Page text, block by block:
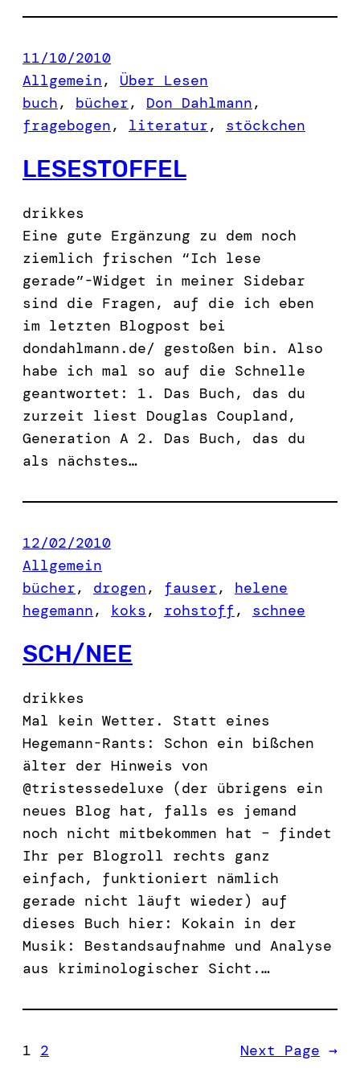
11/10/2010
Allgemein, Über Lesen
buch, bücher, Don Dahlmann
fragebogen, literatur, stöckchen
LESESTOFFEL
drikkes
Eine gute Ergänzung zu dem noch
ziemlich frischen “Ich lese
gerade”-Widget in meiner Sidebar
sind die Fragen, auf die ich eben
im letzten Blogpost bei
dondahlmann.de/ gestoßen bin. Also
habe ich mal so auf die Schnelle
geantwortet: 1. Das Buch, das du
zurzeit liest Douglas Coupland,
Generation A 2. Das Buch, das du
als nächstes…
12/02/2010
Allgemein
bücher, drogen, fauser, helene
hegemann, koks , rohstoff , schnee
SCH/NEE
drikkes
Mal kein Wetter. Statt eines
Hegemann-Rants: Schon ein bißchen
älter der Hinweis von
@tristessedeluxe (der übrigens ein
neues Blog hat, falls es jemand
noch nicht mitbekommen hat – findet
Ihr per Blogroll rechts ganz
einfach, funktioniert nämlich
gerade nicht läuft wieder) auf
dieses Buch hier: Kokain in der
Musik: Bestandsaufnahme und Analyse
aus kriminologischer Sicht.…
1 2 Next Page →